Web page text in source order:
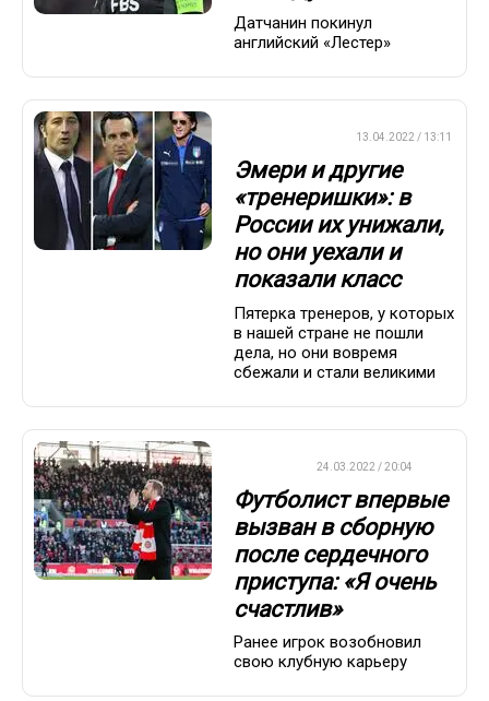
Датчанин покинул
английский «Лестер»
13.04.2022 / 13:11
Эмери и другие
«тренеришки»: в
России их унижали,
но они уехали и
показали класс
Пятерка тренеров, у которых
в нашей стране не пошли
дела, но они вовремя
сбежали и стали великими
24.03.2022 / 20:04
Футболист впервые
вызван в сборную
после сердечного
приступа: «Я очень
счастлив»
Ранее игрок возобновил
свою клубную карьеру